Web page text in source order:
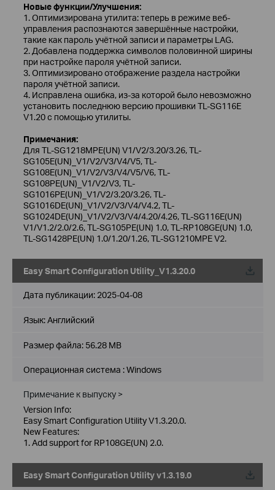
Новые функции/Улучшения:
1. Оптимизирована утилита: теперь в режиме веб-
управления распознаются завершённые настройки,
такие как пароль учётной записи и параметры LAG.
2. Добавлена поддержка символов половинной ширины
при настройке пароля учётной записи.
3. Оптимизировано отображение раздела настройки
пароля учётной записи.
4. Исправлена ошибка, из-за которой было невозможно
установить последнюю версию прошивки TL-SG116E
V1.20 с помощью утилиты.
Примечания:
Для TL-SG1218MPE(UN) V1/V2/3.20/3.26, TL-
SG105E(UN)_V1/V2/V3/V4/V5, TL-
SG108E(UN)_V1/V2/V3/V4/V5/V6, TL-
SG108PE(UN)_V1/V2/V3, TL-
SG1016PE(UN)_V1/V2/3.20/3.26, TL-
SG1016DE(UN)_V1/V2/V3/V4/V4.2, TL-
SG1024DE(UN)_V1/V2/V3/V4/4.20/4.26, TL-SG116E(UN)
V1/V1.2/2.0/2.6, TL-SG105PE(UN) 1.0, TL-RP108GE(UN) 1.0,
TL-SG1428PE(UN) 1.0/1.20/1.26, TL-SG1210MPE V2.
Easy Smart Configuration Utility_V1.3.20.0
Дата публикации: 2025-04-08
Язык:Английский
Размер файла: 56.28 MB
Операционная система : Windows
Примечание к выпуску >
Version Info:
Easy Smart Configuration Utility V1.3.20.0.
New Features:
1. Add support for RP108GE(UN) 2.0.
Easy Smart Configuration Utility v1.3.19.0